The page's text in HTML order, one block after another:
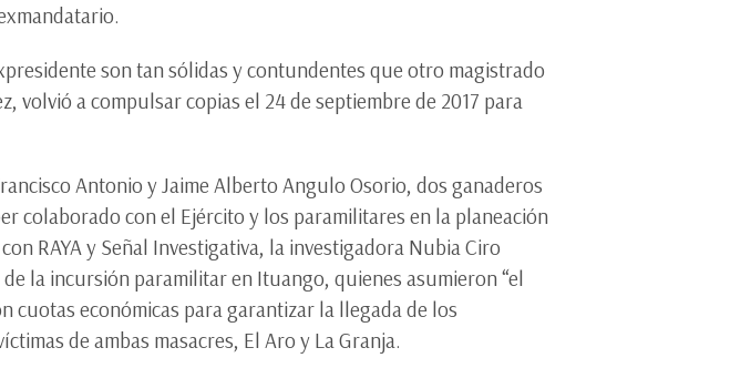
son tan sólidas y contundentes que otro magistrado
a compulsar copias el 24 de septiembre de 2017 para
Antonio y Jaime Alberto Angulo Osorio, dos ganaderos
colaborado con el Ejército y los paramilitares en la planeación
RAYA y Señal Investigativa, la investigadora Nubia Ciro
la incursión paramilitar en Ituango, quienes asumieron “el
cuotas económicas para garantizar la llegada de los
de ambas masacres, El Aro y La Granja.